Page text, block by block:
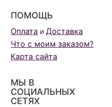
ПОМОЩЬ
Оплата и Доставка
Что с моим заказом?
Карта сайта
МЫ В
СОЦИАЛЬНЫХ
СЕТЯХ